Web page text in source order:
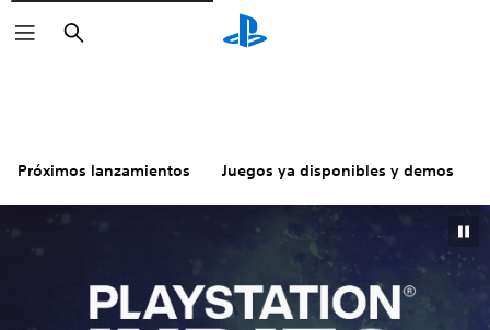
Buscar
Próximos lanzamientos Juegos ya disponibles y demos